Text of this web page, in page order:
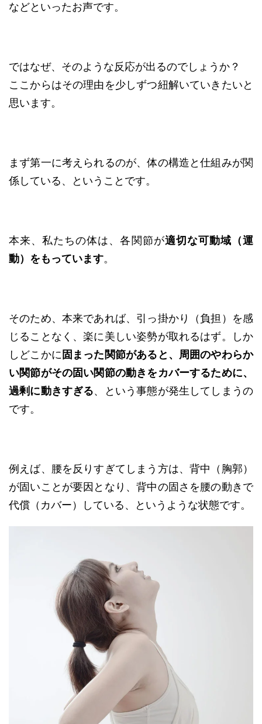
などといったお声です。
ではなぜ、そのような反応が出るのでしょうか？
ここからはその理由を少しずつ紐解いていきたいと
思います。
まず第一に考えられるのが、体の構造と仕組みが関
係している、ということです。
本来、私たちの体は、各関節が適切な可動域（運
動）をもっています。
そのため、本来であれば、引っ掛かり（負担）を感
じることなく、楽に美しい姿勢が取れるはず。しか
しどこかに 固まった関節があると、
周囲のやわらか
い関節がその固い関節の動きをカバーするために、
過剰に動きすぎる、という事態が発生してしまうの
です。
例えば、腰を反りすぎてしまう方は、背中（胸郭）
が固いことが要因となり、背中の固さを腰の動きで
代償（カバー）している、というような状態です。